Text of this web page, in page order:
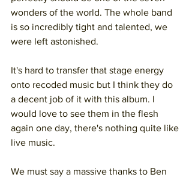
wonders of the world. The whole band
is so incredibly tight and talented, we
were left astonished.
It's hard to transfer that stage energy
onto recoded music but I think they do
a decent job of it with this album. I
would love to see them in the flesh
again one day, there's nothing quite like
live music.
We must say a massive thanks to Ben